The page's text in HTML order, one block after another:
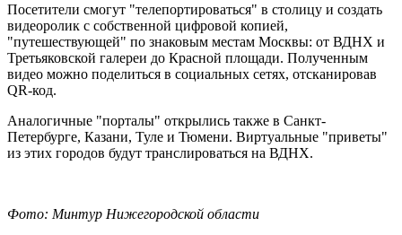
Посетители смогут "телепортироваться" в столицу и создать
видеоролик с собственной цифровой копией,
"путешествующей" по знаковым местам Москвы: от ВДНХ и
Третьяковской галереи до Красной площади. Полученным
видео можно поделиться в социальных сетях, отсканировав
QR-код.
Аналогичные "порталы" открылись также в Санкт-
Петербурге, Казани, Туле и Тюмени. Виртуальные "приветы"
из этих городов будут транслироваться на ВДНХ.
Фото: Минтур Нижегородской области